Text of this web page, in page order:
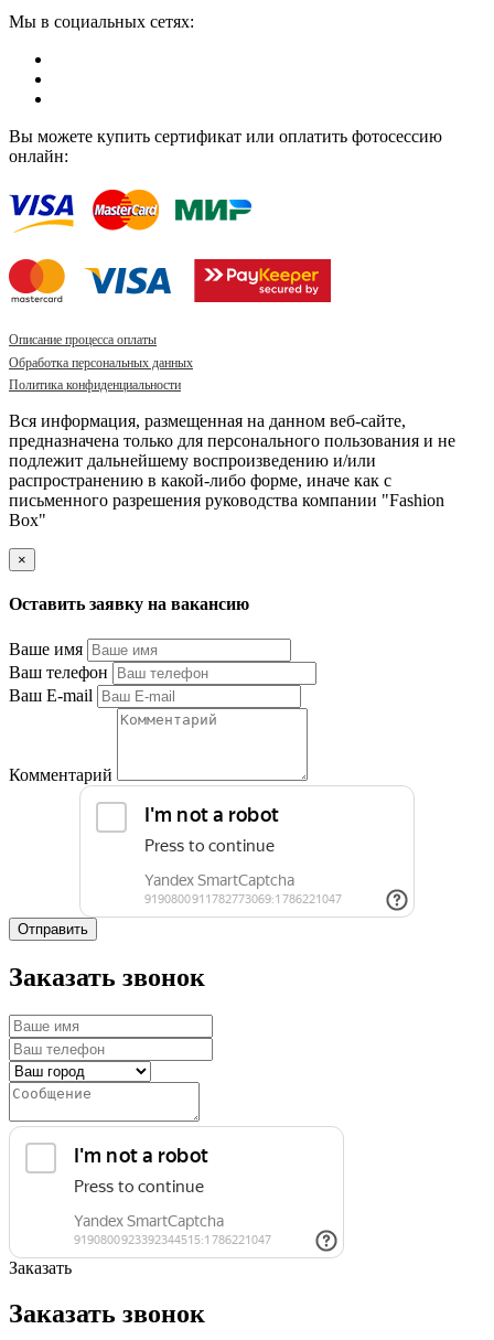
Мы в социальных сетях:
Вы можете купить сертификат или оплатить фотосессию
онлайн:
Описание процесса оплаты
Обработка персональных данных
Политика конфиденциальности
Вся информация, размещенная на данном веб-сайте,
предназначена только для персонального пользования и не
подлежит дальнейшему воспроизведению и/или
распространению в какой-либо форме, иначе как с
письменного разрешения руководства компании "Fashion
Box"
×
Оставить заявку на вакансию
Ваше имя
Ваш телефон
Ваш E-mail
Комментарий
Отправить
Заказать звонок
Заказать
Заказать звонок